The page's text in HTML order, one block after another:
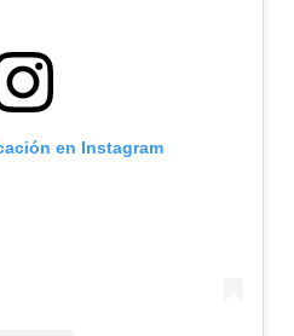
en Instagram